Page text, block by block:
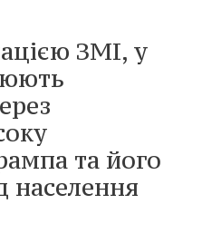
ЗМІ, у
та його
населення